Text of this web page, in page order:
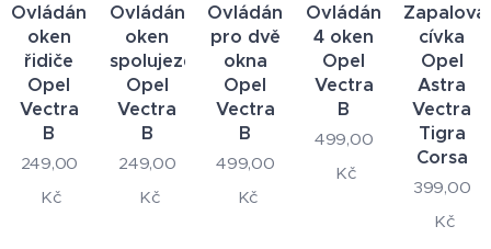
Ovládání
oken
řidiče
Opel
Vectra
B
249,00
Kč
Ovládání
oken
spolujezdce
Opel
Vectra
B
249,00
Kč
Ovládání
pro dvě
okna
Opel
Vectra
B
499,00
Kč
Ovládání
4 oken
Opel
Vectra
B
499,00
Kč
cívka
Opel
Astra
Vectra
Tigra
Corsa
399,00
Kč